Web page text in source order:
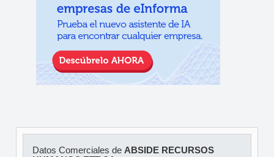
Datos Comerciales de ABSIDE RECURSOS